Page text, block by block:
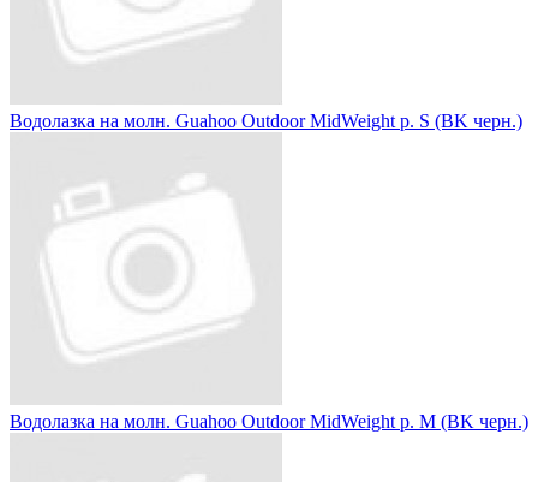
Водолазка на молн. Guahoo Outdoor MidWeight р. S (BK черн.)
Водолазка на молн. Guahoo Outdoor MidWeight р. M (BK черн.)